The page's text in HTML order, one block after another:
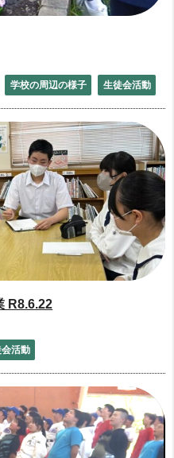
学校の周辺の様子 生徒会活動
R8.6.22
活動